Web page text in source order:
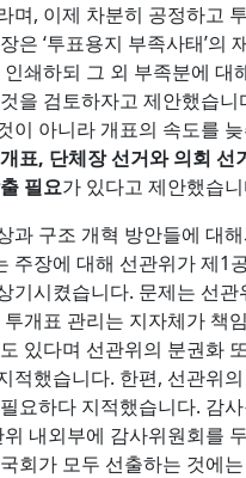
며, 이제 차분히 공정하고
은 ‘투표용지 부족사태’
쇄하되 그 외 부족분에 대
을 검토하자고 제안했습
이 아니라 개표의 속도를
표, 단체장 선거와 의회 선
필요가 있다고 제안했습
과 구조 개혁 방안들에 대
주장에 대해 선관위가 제1
기시켰습니다. 문제는 선
개표 관리는 지자체가 책
있다며 선관위의 분권화
적했습니다. 한편, 선관위
요하다 지적했습니다. 감
내외부에 감사위원회를
회가 모두 선출하는 것에